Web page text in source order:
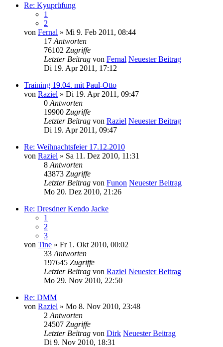
Re: Kyuprüfung
1
2
von Fernal » Mi 9. Feb 2011, 08:44
17 Antworten
76102 Zugriffe
Letzter Beitrag von Fernal Neuester Beitrag
Di 19. Apr 2011, 17:12
Training 19.04. mit Paul-Otto
von Raziel » Di 19. Apr 2011, 09:47
0 Antworten
19900 Zugriffe
Letzter Beitrag von Raziel Neuester Beitrag
Di 19. Apr 2011, 09:47
Re: Weihnachtsfeier 17.12.2010
von Raziel » Sa 11. Dez 2010, 11:31
8 Antworten
43873 Zugriffe
Letzter Beitrag von Funon Neuester Beitrag
Mo 20. Dez 2010, 21:26
Re: Dresdner Kendo Jacke
1
2
3
von Tine » Fr 1. Okt 2010, 00:02
33 Antworten
197645 Zugriffe
Letzter Beitrag von Raziel Neuester Beitrag
Mo 29. Nov 2010, 22:50
Re: DMM
von Raziel » Mo 8. Nov 2010, 23:48
2 Antworten
24507 Zugriffe
Letzter Beitrag von Dirk Neuester Beitrag
Di 9. Nov 2010, 18:31